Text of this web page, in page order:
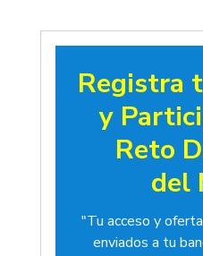
Registra
y
Reto
del
"Tu acceso y
enviados a tu